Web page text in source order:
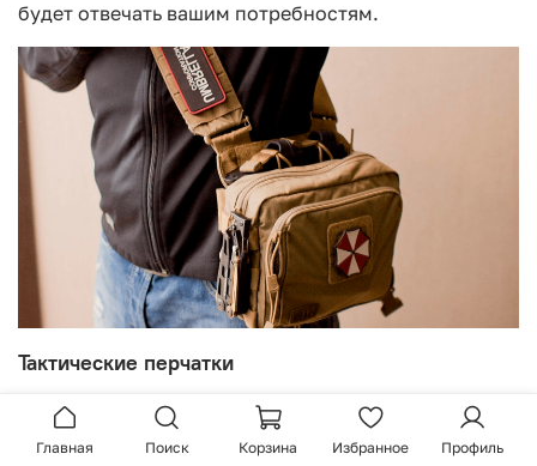
будет отвечать вашим потребностям.
Тактические перчатки
Тактические перчатки 5.11 Tactical Gloves,
разработанные при участии Ironclad Performance
Главная Поиск Корзина Избранное Профиль